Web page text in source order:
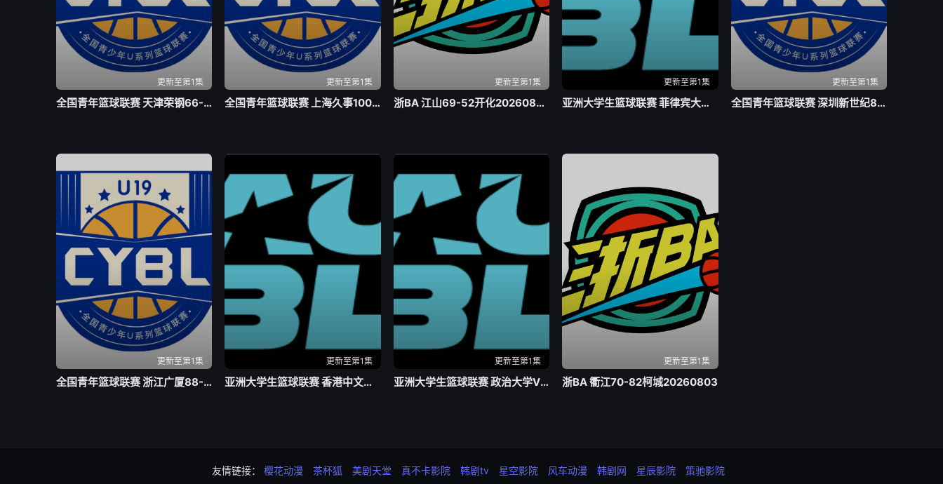
更新至第1集
全国青年篮球联赛 天津荣钢66-79吉林东北虎20260804
更新至第1集
全国青年篮球联赛 上海久事100-74浙江稠州银行20260803
更新至第1集
浙BA 江山69-52开化20260803
更新至第1集
亚洲大学生篮球联赛 菲律宾大学VS高丽大学20260804
更新至第1集
全国青年篮球联赛 深圳新世纪85-63天津荣钢20260803
更新至第1集
全国青年篮球联赛 浙江广厦88-64福建浔兴20260803
更新至第1集
亚洲大学生篮球联赛 香港中文大学VS延世大学20260803
更新至第1集
亚洲大学生篮球联赛 政治大学VS上海交通大学20260803
更新至第1集
浙BA 衢江70-82柯城20260803
友情链接： 樱花动漫 茶杯狐 美剧天堂 真不卡影院 韩剧tv 星空影院 风车动漫 韩剧网 星辰影院 策驰影院